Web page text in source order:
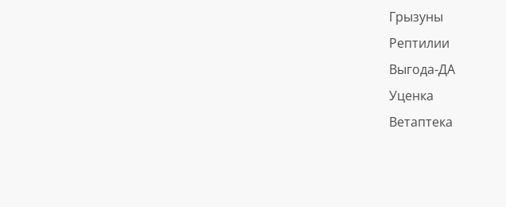
Грызуны
Рептилии
Выгода-ДА
Уценка
Ветаптека